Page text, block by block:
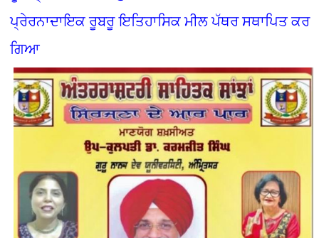
ਪ੍ਰੇਰਨਾਦਾਇਕ ਰੂਬਰੂ ਇਤਿਹਾਸਿਕ ਮੀਲ ਪੱਥਰ ਸਥਾਪਿਤ ਕਰ
ਗਿਆ